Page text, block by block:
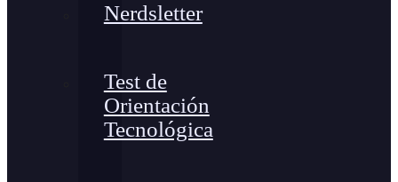
Nerdsletter
Test de
Orientación
Tecnológica